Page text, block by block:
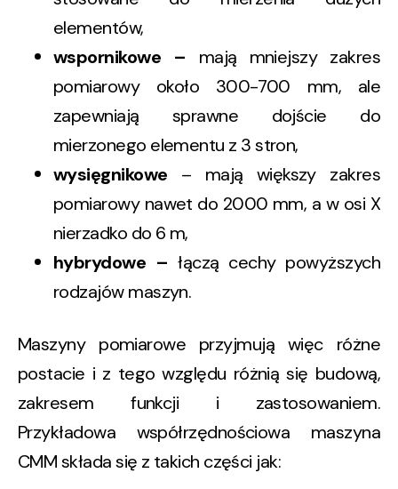
elementów,
wspornikowe – mają mniejszy zakres
pomiarowy około 300-700 mm, ale
zapewniają sprawne dojście do
mierzonego elementu z 3 stron,
wysięgnikowe – mają większy zakres
pomiarowy nawet do 2000 mm, a w osi X
nierzadko do 6 m,
hybrydowe – łączą cechy powyższych
rodzajów maszyn.
Maszyny pomiarowe przyjmują więc różne
postacie i z tego względu różnią się budową,
zakresem funkcji i zastosowaniem.
Przykładowa współrzędnościowa maszyna
CMM składa się z takich części jak: